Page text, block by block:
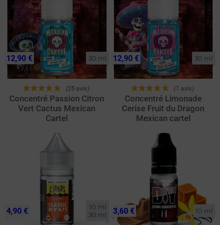
30 ml
(25 avis)
Concentré Passion Citron
Vert Cactus Mexican
Cartel
12,90 € 30 ml
(1 avis)
Concentré Limonade
Cerise Fruit du Dragon
Mexican cartel
12,90 €
10 ml
30 ml
4,90 € 10 ml
3,60 €